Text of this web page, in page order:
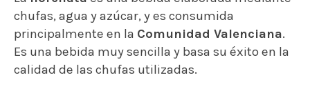
chufas, agua y azúcar, y es consumida
principalmente en la Comunidad Valenciana.
Es una bebida muy sencilla y basa su éxito en la
calidad de las chufas utilizadas.